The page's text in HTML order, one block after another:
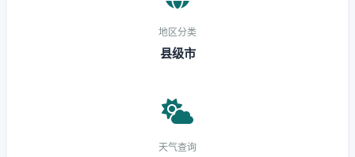
地区分类
县级市
天气查询